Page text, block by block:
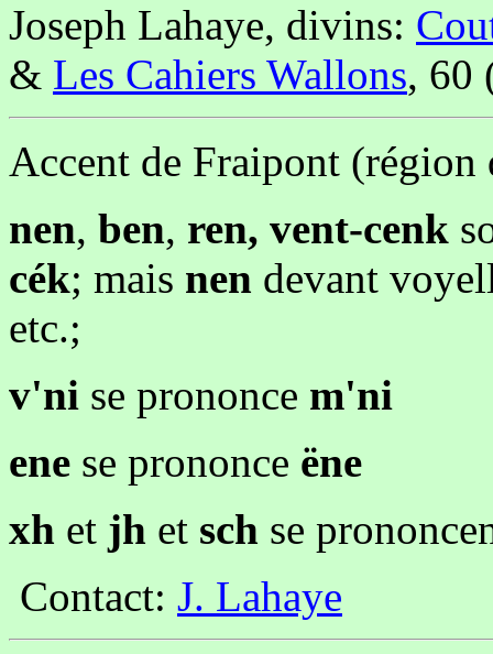
Joseph Lahaye, divins:
& Les Cahiers Wallons, 60
Accent de Fraipont (région
nen, ben, ren, vent-cenk
cék; mais nen devant
etc.;
v'ni se prononce m'ni
ene se prononce ëne
xh et jh et sch se
Contact: J. Lahaye